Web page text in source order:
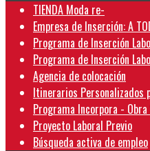
TIENDA Moda re-
Empresa de Inserción: A
Programa de Inserción
Programa de Inserción
Agencia de colocación
Itinerarios Personalizados
Programa Incorpora - Obra
Proyecto Laboral Previo
Búsqueda activa de empleo